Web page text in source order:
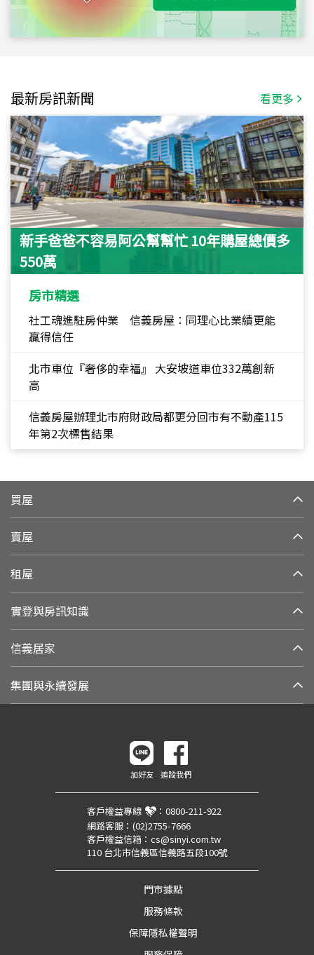
最新房訊新聞 看更多
新手爸爸不容易阿公幫幫忙 10年購屋總價多
550萬
房市精選
社工魂進駐房仲業 信義房屋：同理心比業績更能
贏得信任
北市車位『奢侈的幸福』 大安坡道車位332萬創新
高
信義房屋辦理北市府財政局都更分回市有不動產115
年第2次標售結果
買屋
賣屋
租屋
實登與房訊知識
信義居家
集團與永續發展
加好友 追蹤我們
客戶權益專線 ： 0800-211-922
網路客服： (02)2755-7666
客戶權益信箱： cs@sinyi.com.tw
110 台北市信義區信義路五段100號
門市據點
服務條款
保障隱私權聲明